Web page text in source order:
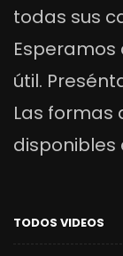
todas sus
útil.
Las
disponibles
TODOS VIDEOS